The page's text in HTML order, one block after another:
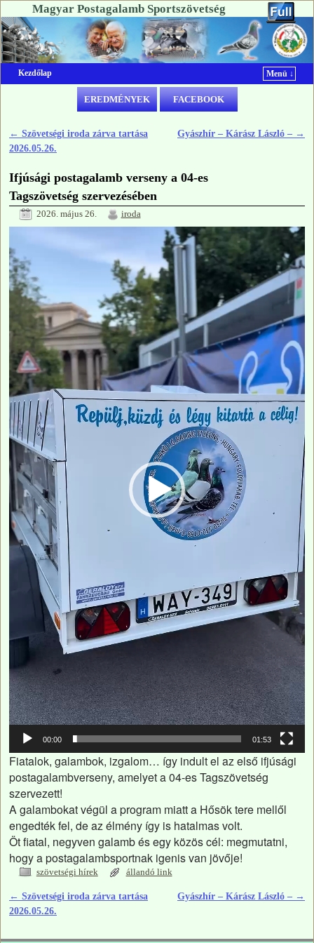
Magyar Postagalamb Sportszövetség
Kezdőlap Menü ↓
Ugrás a főtartalomra
Ugrás a másodlagos tartalomra
EREDMÉNYEK FACEBOOK
Bejegyzés navigáció
← Szövetségi iroda zárva tartása
2026.05.26.
Gyászhír – Kárász László – →
Ifjúsági postagalamb verseny a 04-es
Tagszövetség szervezésében
2026. május 26. iroda
Videólejátszó
00:00 01:53
Fiatalok, galambok, izgalom… így indult el az első ifjúsági
postagalambverseny, amelyet a 04-es Tagszövetség
szervezett!
A galambokat végül a program miatt a Hősök tere mellől
engedték fel, de az élmény így is hatalmas volt.
Öt fiatal, negyven galamb és egy közös cél: megmutatni,
hogy a postagalambsportnak igenis van jövője!
szövetségi hírek állandó link
Bejegyzés navigáció
← Szövetségi iroda zárva tartása
2026.05.26.
Gyászhír – Kárász László – →